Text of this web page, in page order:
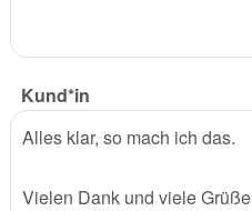
Kund*in
Alles klar, so mach ich das.
Vielen Dank und viele Grüße